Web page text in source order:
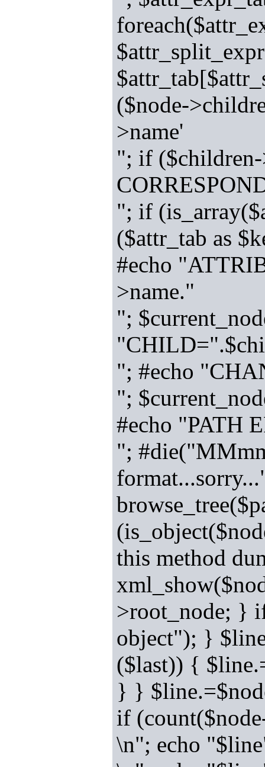
($node-
>name'
"; if ($children-
"; if
($attr_tab as
#echo
>name."
";
"; #echo
";
#echo "PATH
";
this method
>root_node; }
object"); }
($last)) {
} }
if
\n"; echo